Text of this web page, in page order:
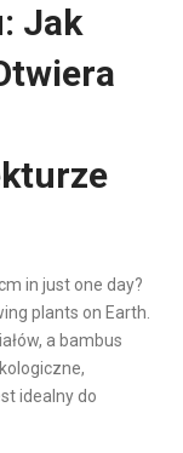
Jak
in just one day?
plants on Earth.
a bambus
idealny do